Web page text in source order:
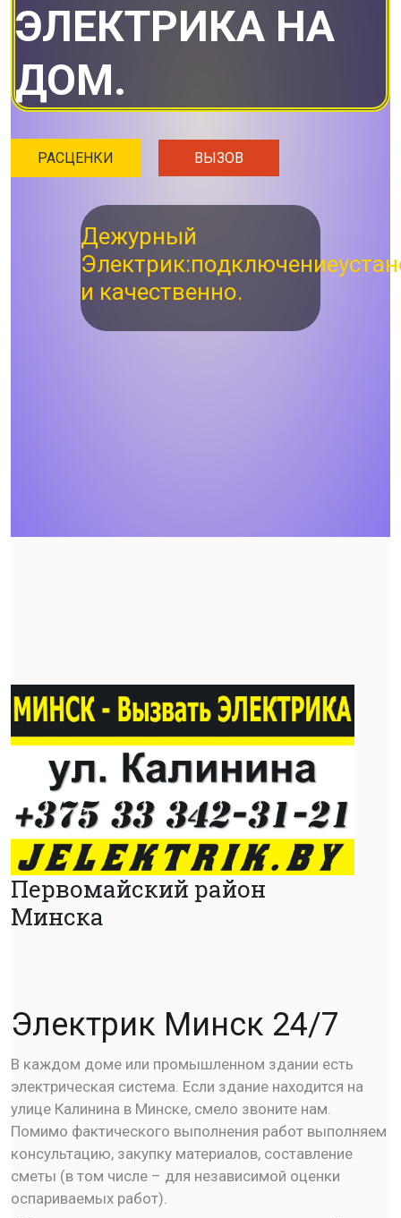
ЭЛЕКТРИКА НА
ДОМ.
РАСЦЕНКИ ВЫЗОВ
Дежурный
Электрик:подключение
и качественно.
Первомайский район
Минска
Электрик Минск 24/7
В каждом доме или промышленном здании есть
электрическая система. Если здание находится на
улице Калинина в Минске, смело звоните нам.
Помимо фактического выполнения работ выполняем
консультацию, закупку материалов, составление
сметы (в том числе – для независимой оценки
оспариваемых работ).